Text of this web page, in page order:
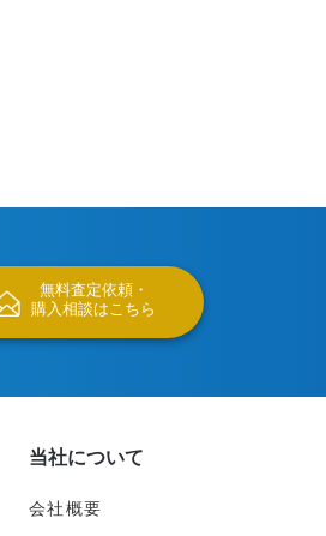
無料査定依頼・
購入相談はこちら
当社について
会社概要